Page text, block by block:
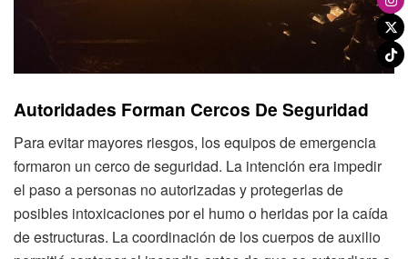
Autoridades Forman Cercos De Seguridad
Para evitar mayores riesgos, los equipos de emergencia
formaron un cerco de seguridad. La intención era impedir
el paso a personas no autorizadas y protegerlas de
posibles intoxicaciones por el humo o heridas por la caída
de estructuras. La coordinación de los cuerpos de auxilio